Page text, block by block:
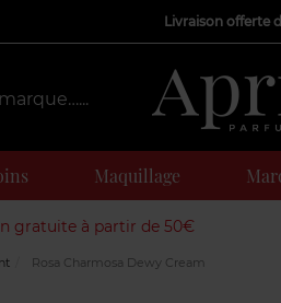
Livraison offerte
Maquillage
gratuite à partir de 50€
Rosa Charmosa Dewy Cream